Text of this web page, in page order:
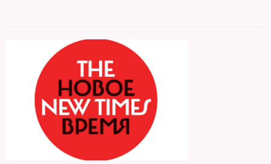
Эксперты сомневаются, что фигуранты вскоре окажутся на
скамье подсудимых, поскольку находятся в России